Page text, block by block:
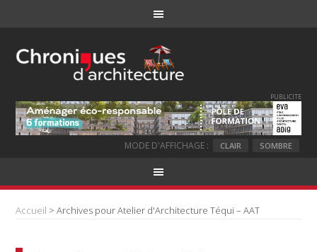
PUBLICITE
MODE D'AFFICHAGE : CLAIR SOMBRE
Accueil > Archives pour Atelier d'Architecture Téqui – AAT